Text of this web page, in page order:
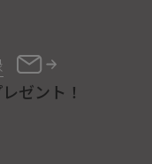
ゼント！